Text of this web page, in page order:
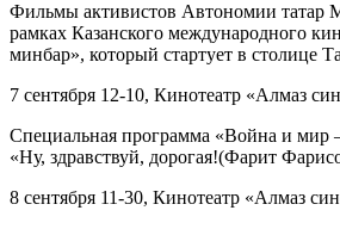
Фильмы активистов Автономии татар
рамках Казанского международного
минбар», который стартует в столице
7 сентября 12-10, Кинотеатр «Алмаз
Специальная программа «Война и мир
«Ну, здравствуй, дорогая!(Фарит
8 сентября 11-30, Кинотеатр «Алмаз